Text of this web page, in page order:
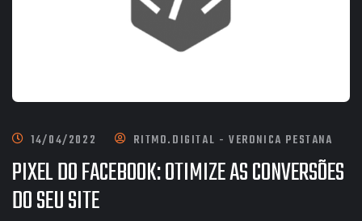
14/04/2022 RITMO.DIGITAL - VERONICA PESTANA
PIXEL DO FACEBOOK: OTIMIZE AS CONVERSÕES
DO SEU SITE